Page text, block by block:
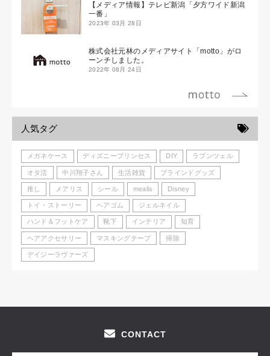
【メディア情報】テレビ新潟「夕方ワイド新潟
一番」
2023年 03月 28日
株式会社元林のメディアサイト「motto」がロ
ーンチしました。
2022年 08月 24日
人気タグ
メガネケース ディズニープリンセス DIY ラプンツェル
オタ活 中川翔子さん 生活雑貨 ブラインドグッズ
推し メアリス シール mealis Disney
トイ・ストーリー ヘアゴム ジェルネイル
ハンド＆フットケア 靴下 インテリア 知育
ヘアアクセサリー マスキングテープ 掃除
デイジーラヴァーズ
CONTACT